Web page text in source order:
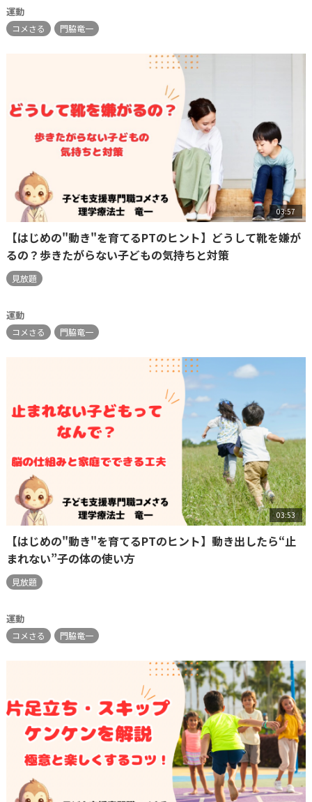
運動
コメさる 門脇竜一
03:57
【はじめの"動き"を育てるPTのヒント】どうして靴を嫌が
るの？歩きたがらない子どもの気持ちと対策
見放題
運動
コメさる 門脇竜一
03:53
【はじめの"動き"を育てるPTのヒント】動き出したら“止
まれない”子の体の使い方
見放題
運動
コメさる 門脇竜一